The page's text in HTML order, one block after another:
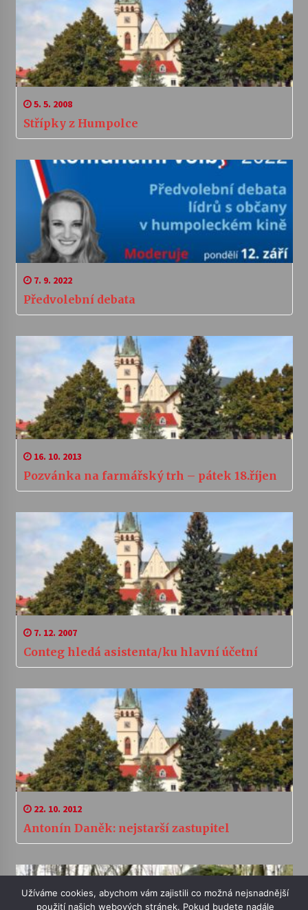
5. 5. 2008
Střípky z Humpolce
7. 9. 2022
Předvolební debata
16. 10. 2013
Pozvánka na farmářský trh – pátek 18.říjen
7. 12. 2007
Conteg hledá asistenta/ku hlavní účetní
22. 10. 2012
Antonín Daněk: nejstarší zastupitel
Užíváme cookies, abychom vám zajistili co možná nejsnadnější
použití našich webových stránek. Pokud budete nadále